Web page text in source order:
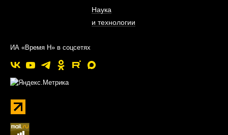
Наука
и технологии
ИА «Время Н» в соцсетях